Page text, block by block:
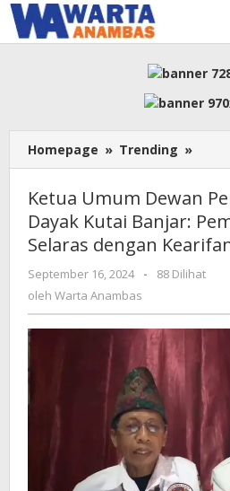
Lewati
ke
konten
Homepage » Trending »
Adat
Banjar:
IKN
Lokal
Ketua Umum Dewan
Dayak Kutai Banjar:
Selaras dengan
September 16, 2024
oleh
-
88 Dilihat
oleh Warta Anambas